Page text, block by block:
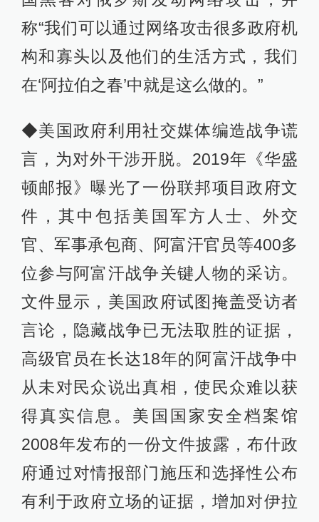
称“我们可以通过网络攻击很多政府机
构和寡头以及他们的生活方式，我们
在‘阿拉伯之春’中就是这么做的。”
◆美国政府利用社交媒体编造战争谎
言，为对外干涉开脱。2019年《华盛
顿邮报》曝光了一份联邦项目政府文
件，其中包括美国军方人士、外交
官、军事承包商、阿富汗官员等400多
位参与阿富汗战争关键人物的采访。
文件显示，美国政府试图掩盖受访者
言论，隐藏战争已无法取胜的证据，
高级官员在长达18年的阿富汗战争中
从未对民众说出真相，使民众难以获
得真实信息。美国国家安全档案馆
2008年发布的一份文件披露，布什政
府通过对情报部门施压和选择性公布
有利于政府立场的证据，增加对伊拉